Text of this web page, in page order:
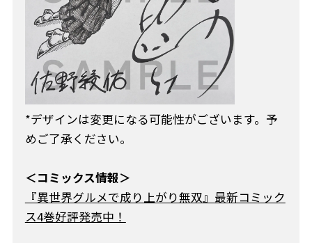
*デザインは変更になる可能性がございます。予
めご了承ください。
＜コミックス情報＞
『異世界グルメで成り上がり無双』最新コミック
ス4巻好評発売中！